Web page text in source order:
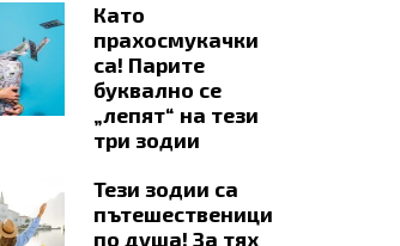
Като
прахосмукачки
са! Парите
буквално се
„лепят“ на тези
три зодии
Тези зодии са
пътешественици
по душа! За тях